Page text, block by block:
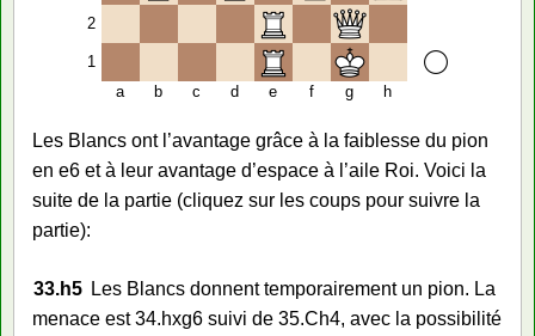
2
1
a
b c d e f g h
Les Blancs ont l’avantage grâce à la faiblesse du pion
en e6 et à leur avantage d’espace à l’aile Roi. Voici la
suite de la partie (cliquez sur les coups pour suivre la
partie):
33.h5 Les Blancs donnent temporairement un pion. La
menace est 34.hxg6 suivi de 35.Ch4, avec la possibilité